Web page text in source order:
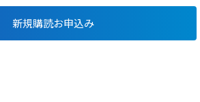
新規購読お申込み